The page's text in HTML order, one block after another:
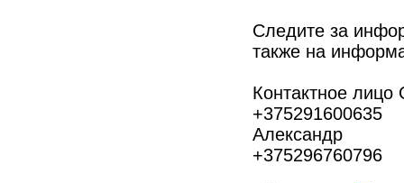
Следите за
также на
Контактное лицо
+375291600635
Александр
+375296760796